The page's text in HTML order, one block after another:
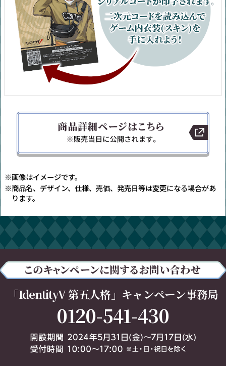
※画像はイメージです。
※商品名、デザイン、仕様、売価、発売日等は変更になる場合があ
ります。
「IdentityV 第五人格」キャンペーン事務局
0120-541-430